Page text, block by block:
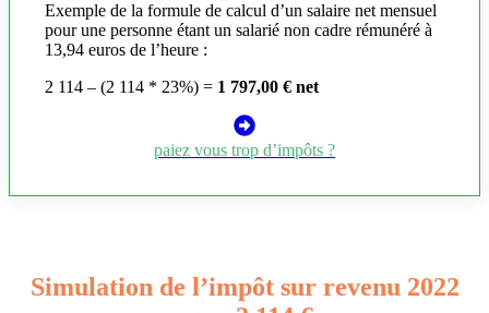
Exemple de la formule de calcul d’un salaire net mensuel
pour une personne étant un salarié non cadre rémunéré à
13,94 euros de l’heure :
2 114 – (2 114 * 23%) = 1 797,00 € net
paiez vous trop d’impôts ?
Simulation de l’impôt sur revenu 2022